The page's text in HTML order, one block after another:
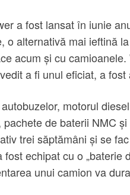
a fost lansat în iunie
o alternativă mai ieftină
acum și cu
a fi unul eficiat, a
motorul
pachete de baterii NMC
trei săptămâni și se
fost echipat cu o „baterie
unui camion va